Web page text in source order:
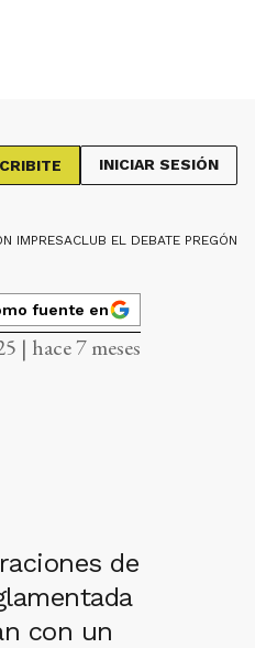
INICIAR SESIÓN
IMPRESACLUB EL DEBATE PREGÓN
fuente en
| hace 7 meses
de
con un